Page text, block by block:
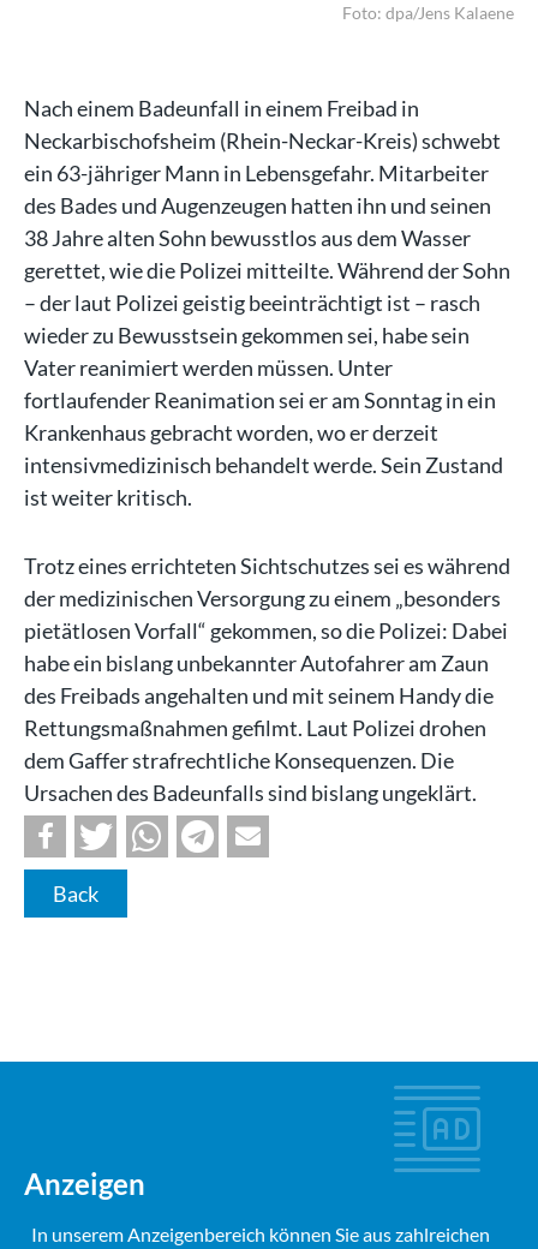
Foto: dpa/Jens Kalaene
Nach einem Badeunfall in einem Freibad in
Neckarbischofsheim (Rhein-Neckar-Kreis) schwebt
ein 63-jähriger Mann in Lebensgefahr. Mitarbeiter
des Bades und Augenzeugen hatten ihn und seinen
38 Jahre alten Sohn bewusstlos aus dem Wasser
gerettet, wie die Polizei mitteilte. Während der Sohn
– der laut Polizei geistig beeinträchtigt ist – rasch
wieder zu Bewusstsein gekommen sei, habe sein
Vater reanimiert werden müssen. Unter
fortlaufender Reanimation sei er am Sonntag in ein
Krankenhaus gebracht worden, wo er derzeit
intensivmedizinisch behandelt werde. Sein Zustand
ist weiter kritisch.
Trotz eines errichteten Sichtschutzes sei es während
der medizinischen Versorgung zu einem „besonders
pietätlosen Vorfall“ gekommen, so die Polizei: Dabei
habe ein bislang unbekannter Autofahrer am Zaun
des Freibads angehalten und mit seinem Handy die
Rettungsmaßnahmen gefilmt. Laut Polizei drohen
dem Gaffer strafrechtliche Konsequenzen. Die
Ursachen des Badeunfalls sind bislang ungeklärt.
Back
Anzeigen
In unserem Anzeigenbereich können Sie aus zahlreichen